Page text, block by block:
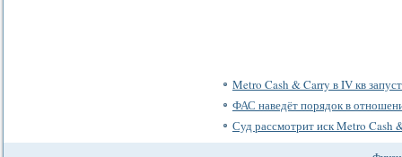
Metro Cash & Carry в IV кв
ФАС наведёт порядок в
Суд рассмотрит иск Metro Cash